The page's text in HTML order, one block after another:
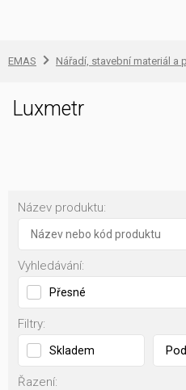
EMAS Nářadí, stavební materiál a
Luxmetr
Název produktu:
Vyhledávání:
Přesné
Filtry:
Skladem
Řazení: